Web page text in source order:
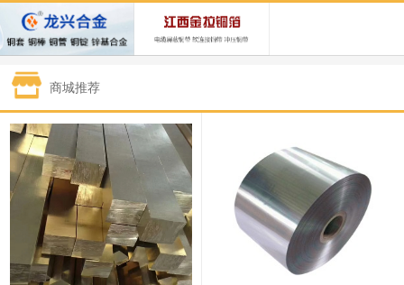
1#镍 131,200—132,400
1#白银 15,170—15,180 15,175 615
钯金
1#钴 331,000—351,000
1#锑 88,000—94,000 91,000
2#锑 84,000—90,000 87,000 0
1#镁 17,000—18,000 17,500
1#电解锰(99.7%袋装) 17,900—18,100 18,000
商城推荐